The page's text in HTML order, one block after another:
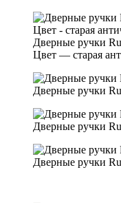
Дверные ручки
Цвет — старая
Дверные ручки
Дверные ручки
Дверные ручки